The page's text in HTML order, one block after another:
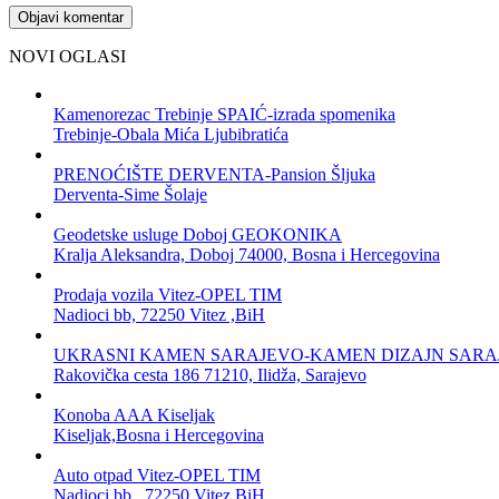
NOVI OGLASI
Kamenorezac Trebinje SPAIĆ-izrada spomenika
Trebinje-Obala Mića Ljubibratića
PRENOĆIŠTE DERVENTA-Pansion Šljuka
Derventa-Sime Šolaje
Geodetske usluge Doboj GEOKONIKA
Kralja Aleksandra, Doboj 74000, Bosna i Hercegovina
Prodaja vozila Vitez-OPEL TIM
Nadioci bb, 72250 Vitez ,BiH
UKRASNI KAMEN SARAJEVO-KAMEN DIZAJN
Rakovička cesta 186 71210, Ilidža, Sarajevo
Konoba AAA Kiseljak
Kiseljak,Bosna i Hercegovina
Auto otpad Vitez-OPEL TIM